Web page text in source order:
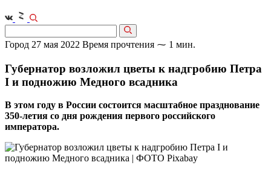
Город 27 мая 2022 Время прочтения ⁓ 1 мин.
Губернатор возложил цветы к надгробию Петра
I и подножию Медного всадника
В этом году в России состоится масштабное празднование
350-летия со дня рождения первого российского
императора.